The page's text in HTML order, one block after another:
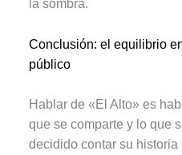
la sombra.
Conclusión: el equilibrio
público
Hablar de «El Alto» es
que se comparte y lo que
decidido contar su